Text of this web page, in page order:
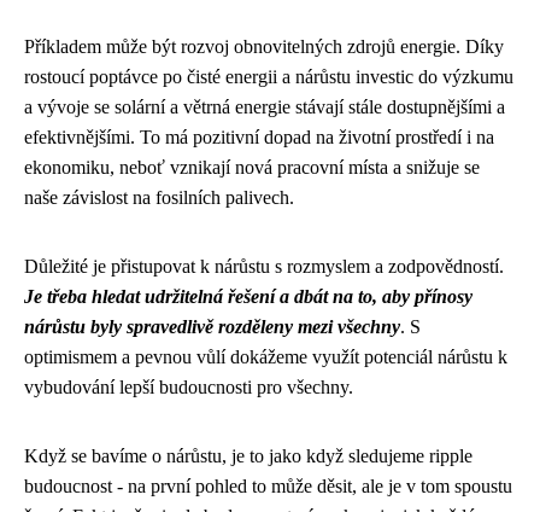
Příkladem může být rozvoj obnovitelných zdrojů energie. Díky
rostoucí poptávce po čisté energii a nárůstu investic do výzkumu
a vývoje se solární a větrná energie stávají stále dostupnějšími a
efektivnějšími. To má pozitivní dopad na životní prostředí i na
ekonomiku, neboť vznikají nová pracovní místa a snižuje se
naše závislost na fosilních palivech.
Důležité je přistupovat k nárůstu s rozmyslem a zodpovědností.
Je třeba hledat udržitelná řešení a dbát na to, aby přínosy
nárůstu byly spravedlivě rozděleny mezi všechny. S
optimismem a pevnou vůlí dokážeme využít potenciál nárůstu k
vybudování lepší budoucnosti pro všechny.
Když se bavíme o nárůstu, je to jako když sledujeme ripple
budoucnost - na první pohled to může děsit, ale je v tom spoustu